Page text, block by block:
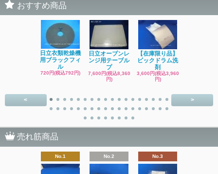
おすすめ商品
日立衣類乾燥機
用ブラックフィ
ル
720円(税込792円)
日立オーブンレ
ンジ用テーブル
プ
7,600円(税込8,360
円)
【在庫限り品】
ビックドラム洗
剤
3,600円(税込3,960
円)
< >
売れ筋商品
No.1 No.2 No.3